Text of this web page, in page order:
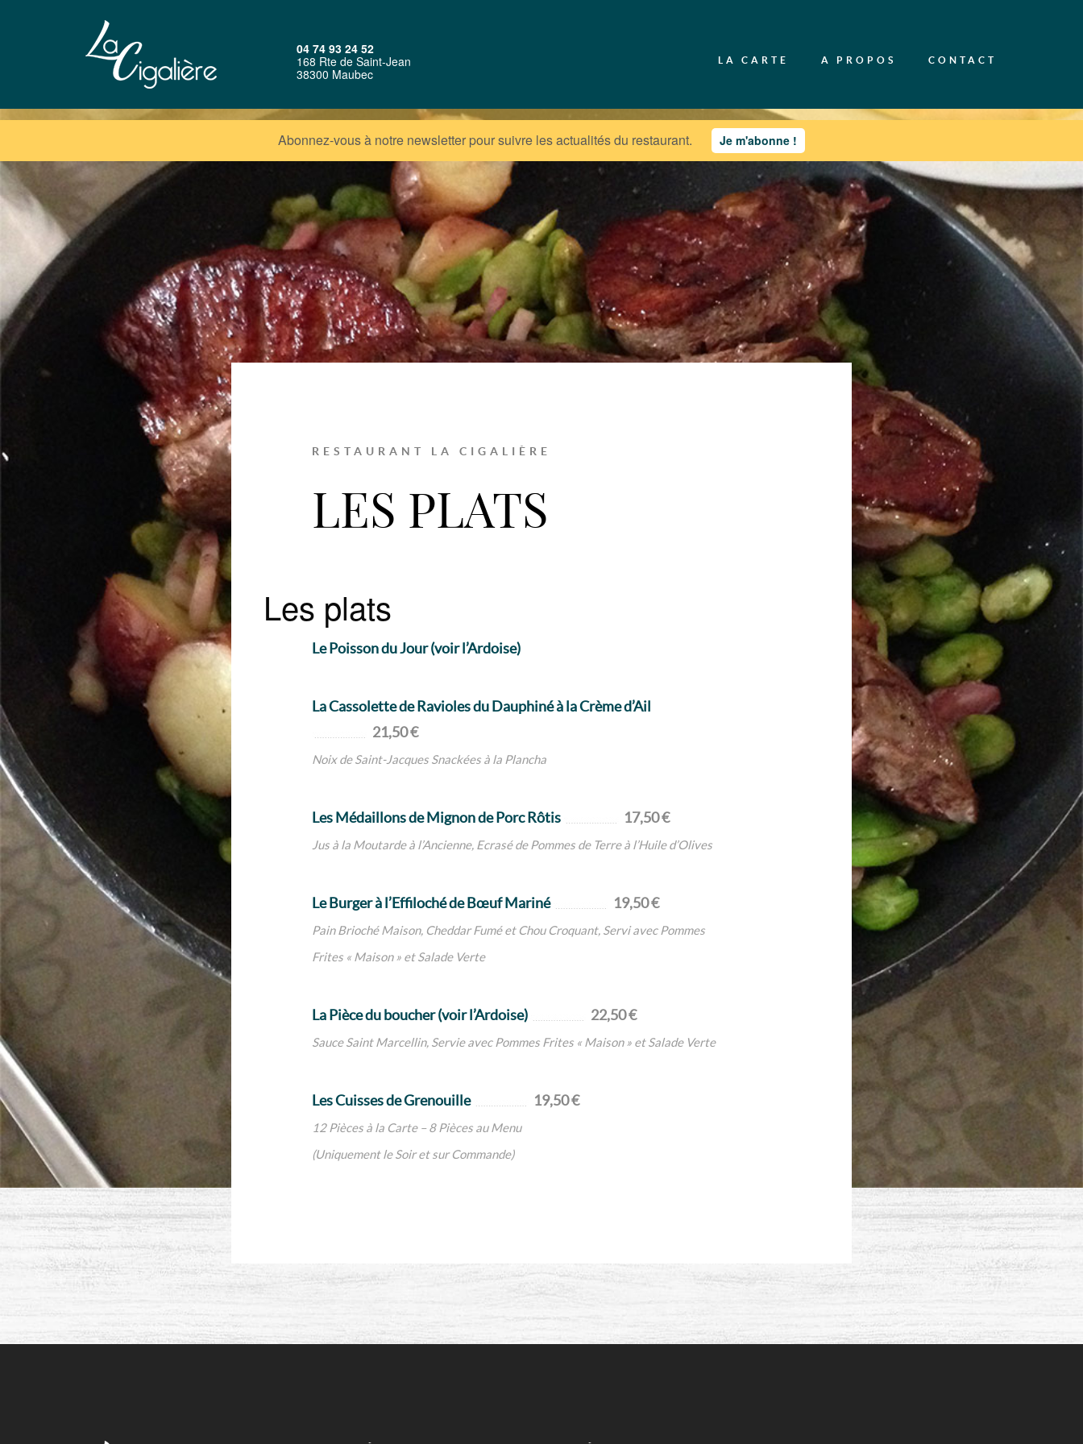
04 74 93 24 52
168 Rte de Saint-Jean
38300 Maubec
LA CARTE A PROPOS CONTACT
Abonnez-vous à notre newsletter pour suivre les actualités du restaurant. Je m'abonne !
RESTAURANT LA CIGALIÈRE
LES PLATS
Les plats
Le Poisson du Jour (voir l’Ardoise)
La Cassolette de Ravioles du Dauphiné à la Crème d’Ail
21,50 €
Noix de Saint-Jacques Snackées à la Plancha
Les Médaillons de Mignon de Porc Rôtis 17,50 €
Jus à la Moutarde à l’Ancienne, Ecrasé de Pommes de Terre à l’Huile d’Olives
Le Burger à l’Effiloché de Bœuf Mariné 19,50 €
Pain Brioché Maison, Cheddar Fumé et Chou Croquant, Servi avec Pommes
Frites « Maison » et Salade Verte
La Pièce du boucher (voir l’Ardoise) 22,50 €
Sauce Saint Marcellin, Servie avec Pommes Frites « Maison » et Salade Verte
Les Cuisses de Grenouille 19,50 €
12 Pièces à la Carte – 8 Pièces au Menu
(Uniquement le Soir et sur Commande)